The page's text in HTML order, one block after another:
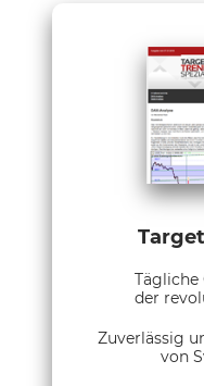
Tägliche
der
Zuverlässig
von